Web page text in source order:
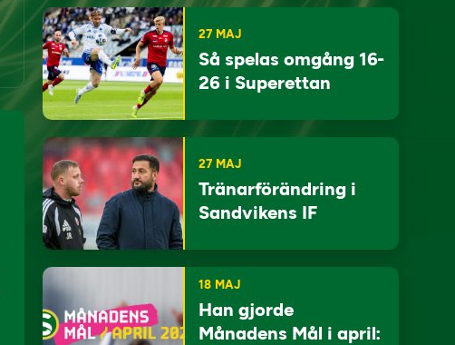
27 MAJ
Så spelas omgång 16-
26 i Superettan
27 MAJ
Tränarförändring i
Sandvikens IF
18 MAJ
Han gjorde
Månadens Mål i april: